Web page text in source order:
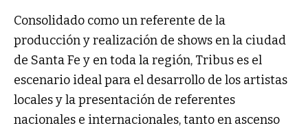
Consolidado como un referente de la
producción y realización de shows en la ciudad
de Santa Fe y en toda la región, Tribus es el
escenario ideal para el desarrollo de los artistas
locales y la presentación de referentes
nacionales e internacionales, tanto en ascenso